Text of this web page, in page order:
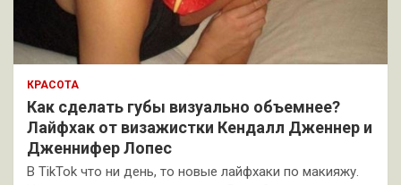
КРАСОТА
Как сделать губы визуально объемнее?
Лайфхак от визажистки Кендалл Дженнер и
Дженнифер Лопес
В TikTok что ни день, то новые лайфхаки по макияжу.